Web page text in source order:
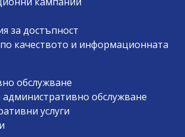
за достъпност
качеството и информационната
обслужване
обслужване
услуги